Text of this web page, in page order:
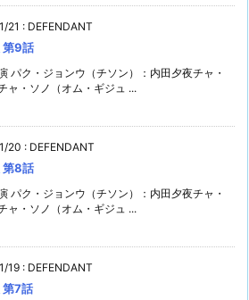
21 : DEFENDANT
第9話
パク・ジョンウ（チソン）：内田夕夜チャ・
ャ・ソノ（オム・ギジュ ...
20 : DEFENDANT
第8話
パク・ジョンウ（チソン）：内田夕夜チャ・
ャ・ソノ（オム・ギジュ ...
19 : DEFENDANT
第7話